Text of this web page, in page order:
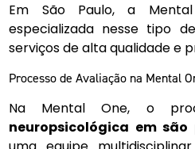
Em São Paulo, a
especializada nesse tipo
serviços de alta qualidade e
Processo de Avaliação na Mental
Na Mental One, o
neuropsicológica em são